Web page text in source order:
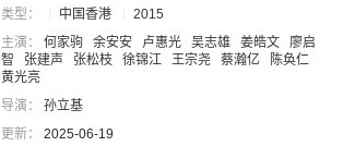
类型： 中国香港
2015
主演：
何家驹 余安安 卢惠光 吴志雄 姜皓文
廖启
智
张建声 张松枝 徐锦江 王宗尧 蔡瀚亿
陈奂仁
黄光亮
导演：
孙立基
更新：
2025-06-19